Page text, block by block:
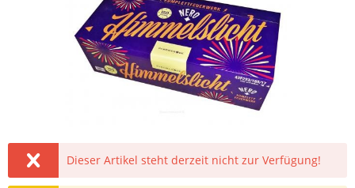
Dieser Artikel steht derzeit nicht zur Verfügung!